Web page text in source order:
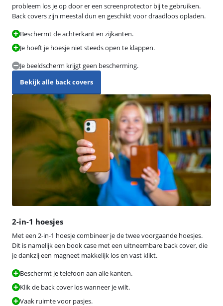
probleem los je op door er een screenprotector bij te gebruiken.
Back covers zijn meestal dun en geschikt voor draadloos opladen.
Beschermt de achterkant en zijkanten.
Je hoeft je hoesje niet steeds open te klappen.
Je beeldscherm krijgt geen bescherming.
Bekijk alle back covers
2-in-1 hoesjes
Met een 2-in-1 hoesje combineer je de twee voorgaande hoesjes.
Dit is namelijk een book case met een uitneembare back cover, die
je dankzij een magneet makkelijk los en vast klikt.
Beschermt je telefoon aan alle kanten.
Klik de back cover los wanneer je wilt.
Vaak ruimte voor pasjes.